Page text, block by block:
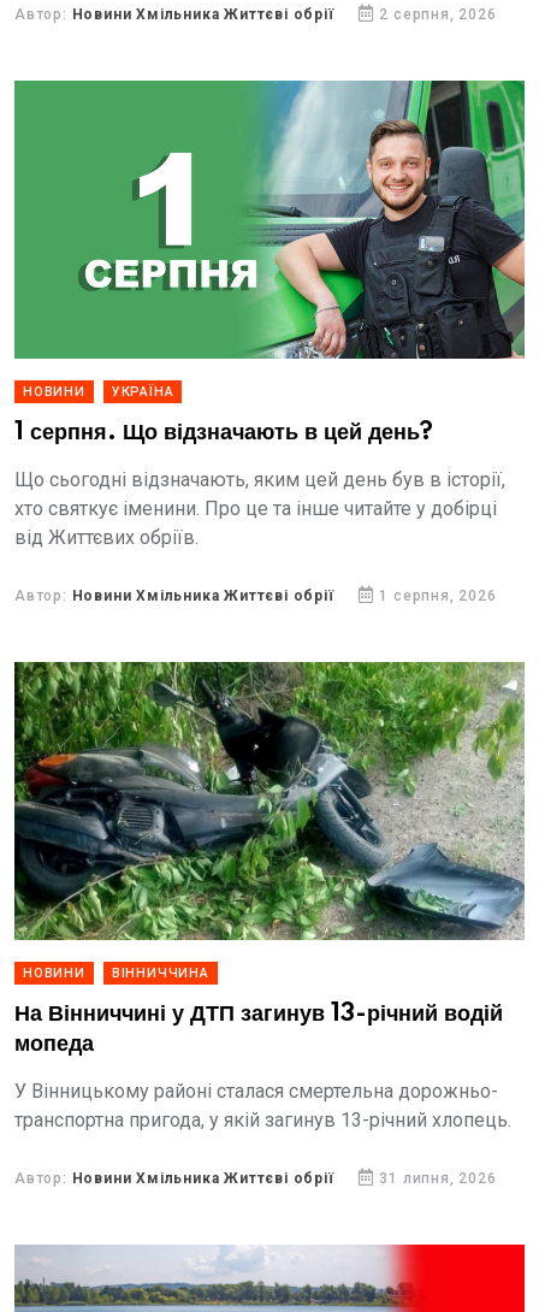
Автор: Новини Хмільника Життєві обрії 2 серпня, 2026
НОВИНИ УКРАЇНА
1 серпня. Що відзначають в цей день?
Що сьогодні відзначають, яким цей день був в історії,
хто святкує іменини. Про це та інше читайте у добірці
від Життєвих обріїв.
Автор: Новини Хмільника Життєві обрії 1 серпня, 2026
НОВИНИ ВІННИЧЧИНА
На Вінниччині у ДТП загинув 13-річний водій
мопеда
У Вінницькому районі сталася смертельна дорожньо-
транспортна пригода, у якій загинув 13-річний хлопець.
Автор: Новини Хмільника Життєві обрії 31 липня, 2026